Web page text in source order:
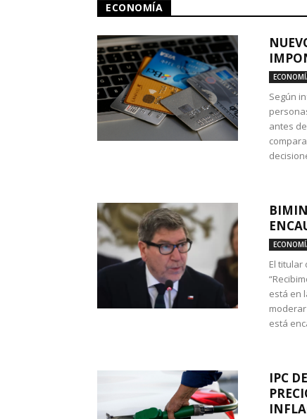
ECONOMÍA
Según
antes
El titular
está en
está
IPC